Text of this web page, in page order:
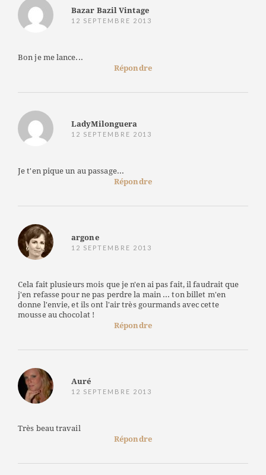
Bazar Bazil Vintage
12 SEPTEMBRE 2013
Bon je me lance...
Répondre
LadyMilonguera
12 SEPTEMBRE 2013
Je t'en pique un au passage...
Répondre
argone
12 SEPTEMBRE 2013
Cela fait plusieurs mois que je n'en ai pas fait, il faudrait que
j'en refasse pour ne pas perdre la main ... ton billet m'en
donne l'envie, et ils ont l'air très gourmands avec cette
mousse au chocolat !
Répondre
Auré
12 SEPTEMBRE 2013
Très beau travail
Répondre